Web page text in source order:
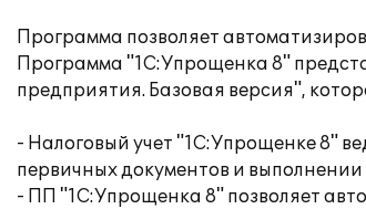
Программа позволяет
Программа "1С:Упрощенка 8"
предприятия. Базовая версия",
- Налоговый учет "1С:Упрощенке 8"
первичных документов и
- ПП "1С:Упрощенка 8" позволяет